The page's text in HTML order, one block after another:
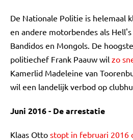
De Nationale Politie is helemaal
en andere motorbendes als
Bandidos en Mongols. De
politiechef Frank Paauw wil zo
Kamerlid Madeleine van
wil een landelijk verbod op
Juni 2016 - De arrestatie
Klaas Otto stopt in februari 2016